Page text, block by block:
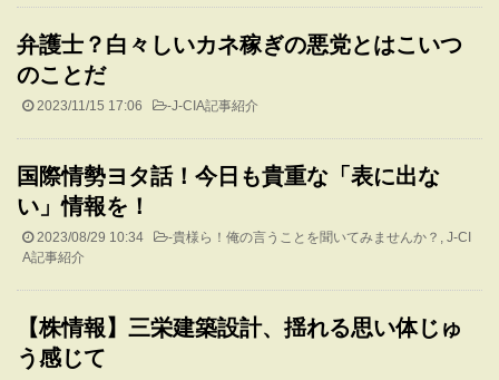
弁護士？白々しいカネ稼ぎの悪党とはこいつ
のことだ
2023/11/15 17:06 -J-CIA記事紹介
国際情勢ヨタ話！今日も貴重な「表に出な
い」情報を！
2023/08/29 10:34 -貴様ら！俺の言うことを聞いてみませんか？ , J-CI
A記事紹介
【株情報】三栄建築設計、揺れる思い体じゅ
う感じて